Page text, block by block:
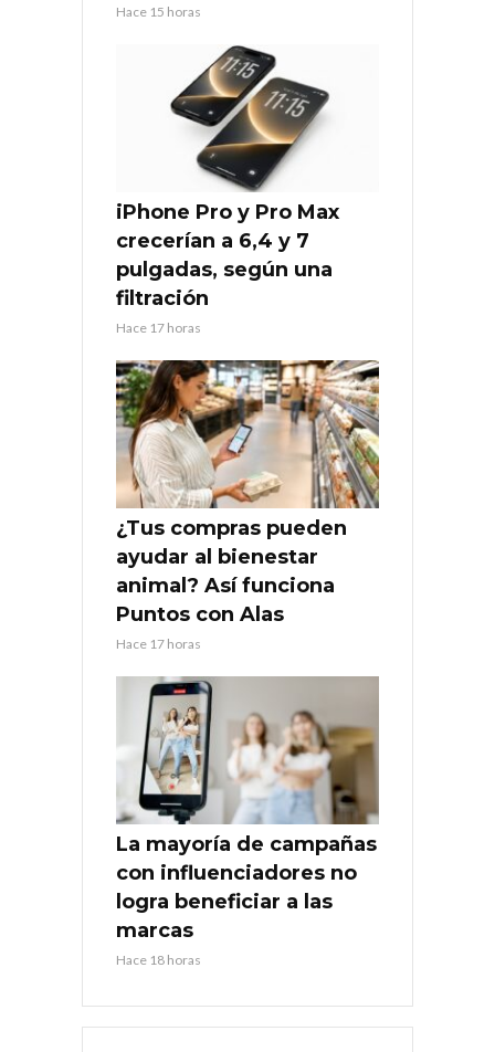
Hace 15 horas
iPhone Pro y Pro Max
crecerían a 6,4 y 7
pulgadas, según una
filtración
Hace 17 horas
¿Tus compras pueden
ayudar al bienestar
animal? Así funciona
Puntos con Alas
Hace 17 horas
La mayoría de campañas
con influenciadores no
logra beneficiar a las
marcas
Hace 18 horas